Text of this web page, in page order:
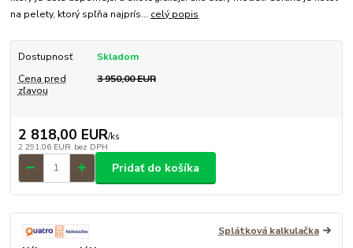
na pelety, ktorý spľňa najprís... celý popis
Dostupnosť
Skladom
Cena pred
zľavou
3 950,00 EUR
2 818,00 EUR/ks
2 291,06 EUR bez DPH
Pridať do košíka
Splátková kalkulačka